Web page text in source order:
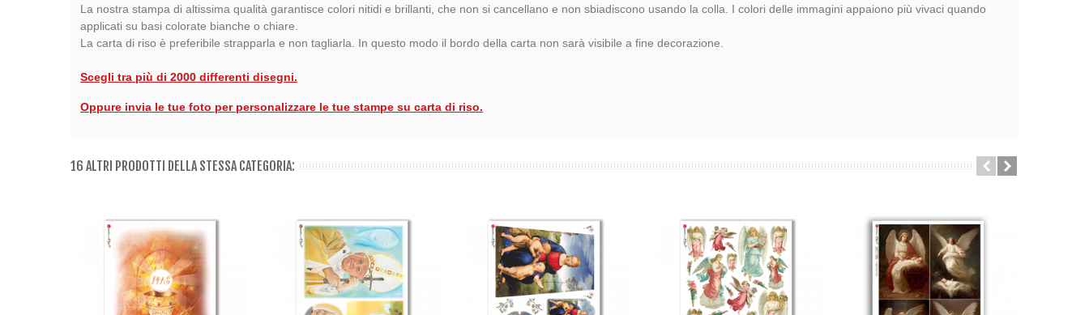
La nostra stampa di altissima qualità garantisce colori nitidi e brillanti, che non si cancellano e non sbiadiscono usando la colla. I colori delle immagini appaiono più vivaci quando
applicati su basi colorate bianche o chiare.
La carta di riso è preferibile strapparla e non tagliarla. In questo modo il bordo della carta non sarà visibile a fine decorazione.
Scegli tra più di 2000 differenti disegni.
Oppure invia le tue foto per personalizzare le tue stampe su carta di riso.
16 ALTRI PRODOTTI DELLA STESSA CATEGORIA: